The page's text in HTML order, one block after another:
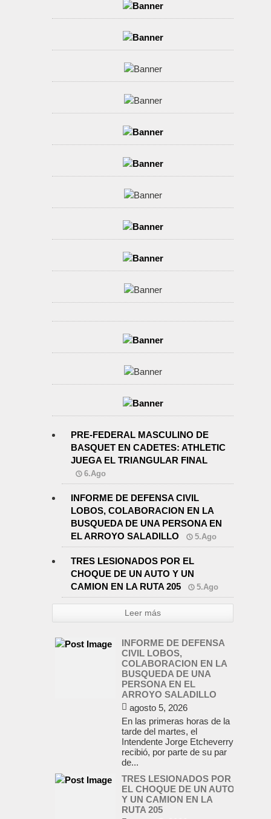
PRE-FEDERAL MASCULINO DE
BASQUET EN CADETES: ATHLETIC
JUEGA EL TRIANGULAR FINAL
6.Ago
INFORME DE DEFENSA CIVIL
LOBOS, COLABORACION EN LA
BUSQUEDA DE UNA PERSONA EN
EL ARROYO SALADILLO
5.Ago
TRES LESIONADOS POR EL
CHOQUE DE UN AUTO Y UN
CAMION EN LA RUTA 205
5.Ago
Leer más
INFORME DE DEFENSA
CIVIL LOBOS,
COLABORACION EN LA
BUSQUEDA DE UNA
PERSONA EN EL
ARROYO SALADILLO
agosto 5, 2026
En las primeras horas de la
tarde del martes, el
Intendente Jorge Etcheverry
recibió, por parte de su par
de...
TRES LESIONADOS POR
EL CHOQUE DE UN AUTO
Y UN CAMION EN LA
RUTA 205